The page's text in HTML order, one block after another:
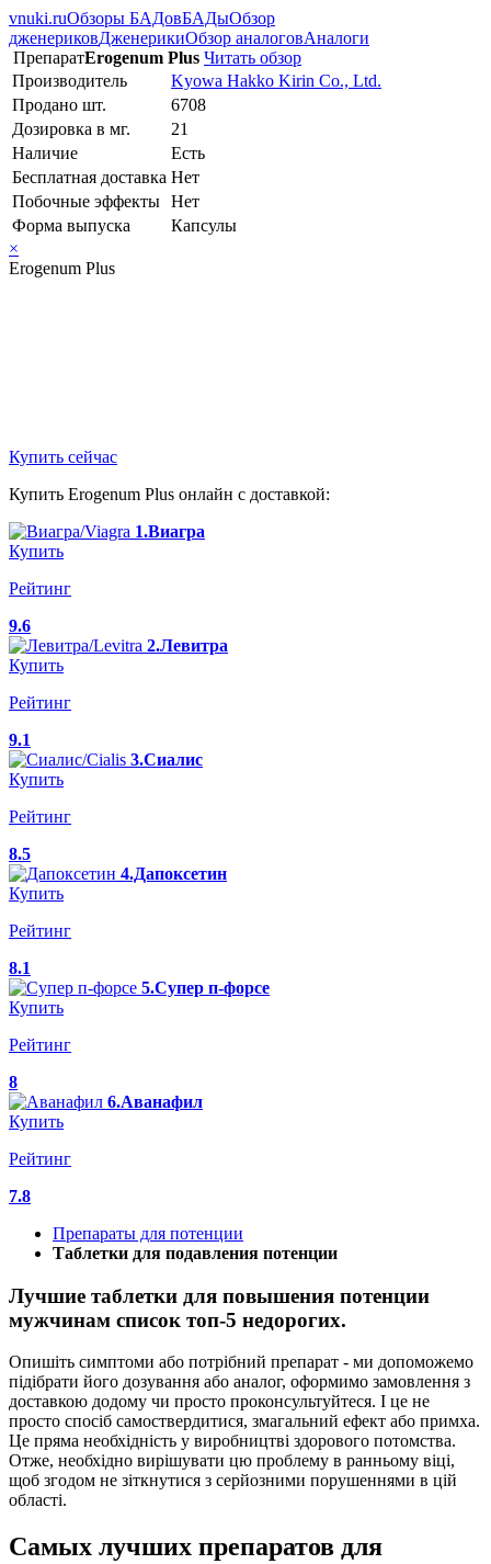
vnuki.ruОбзоры БАДовБАДыОбзор
дженериковДженерикиОбзор аналоговАналоги
ПрепаратErogenum Plus Читать обзор
Производитель
Kyowa Hakko Kirin Co., Ltd.
Продано шт.
6708
Дозировка в мг.
21
Наличие
Есть
Бесплатная доставка Нет
Побочные эффекты Нет
Форма выпуска
Капсулы
×
Erogenum Plus
Купить сейчас
Купить Erogenum Plus онлайн с доставкой:
1.Виагра
Купить
Рейтинг
9.6
2.Левитра
Купить
Рейтинг
9.1
3.Сиалис
Купить
Рейтинг
8.5
4.Дапоксетин
Купить
Рейтинг
8.1
5.Супер п-форсе
Купить
Рейтинг
8
6.Аванафил
Купить
Рейтинг
7.8
Препараты для потенции
Таблетки для подавления потенции
Лучшие таблетки для повышения потенции
мужчинам список топ-5 недорогих.
Опишіть симптоми або потрібний препарат - ми допоможемо
підібрати його дозування або аналог, оформимо замовлення з
доставкою додому чи просто проконсультуйтеся. І це не
просто спосіб самоствердитися, змагальний ефект або примха.
Це пряма необхідність у виробництві здорового потомства.
Отже, необхідно вирішувати цю проблему в ранньому віці,
щоб згодом не зіткнутися з серйозними порушеннями в цій
області.
Самых лучших препаратов для